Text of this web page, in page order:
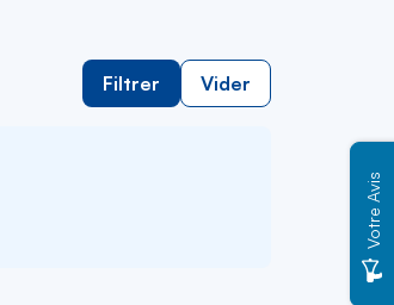
Filtrer Vider
Votre Avis